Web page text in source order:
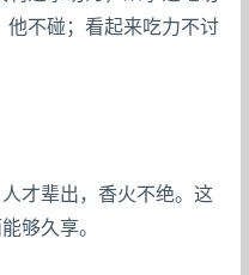
他不碰；看起来吃力不讨
才辈出，香火不绝。这
够久享。